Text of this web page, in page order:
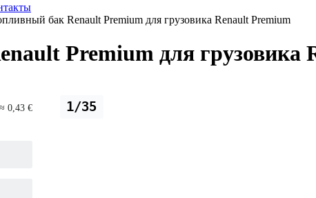
бак Renault Premium для грузовика Renault Premium
Premium для грузовика
1/35
≈ 0,43 €